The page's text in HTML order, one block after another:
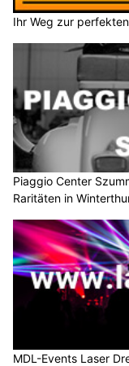
Ihr Weg zur
Piaggio Center
Raritäten in
MDL-Events Laser